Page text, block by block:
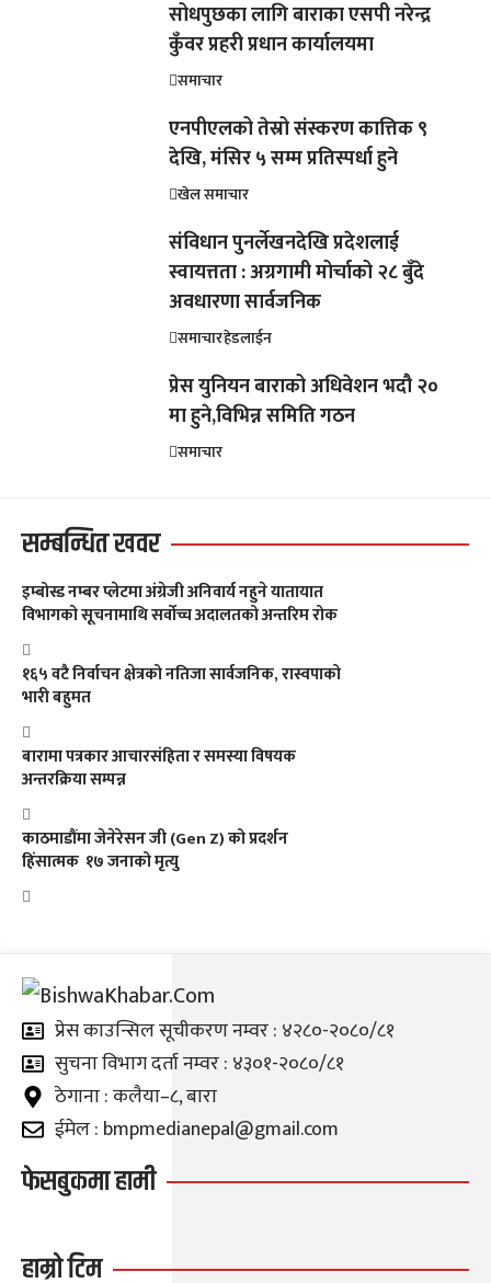
सोधपुछका लागि बाराका एसपी नरेन्द्र
कुँवर प्रहरी प्रधान कार्यालयमा
समाचार
एनपीएलको तेस्रो संस्करण कात्तिक ९
देखि, मंसिर ५ सम्म प्रतिस्पर्धा हुने
खेल समाचार
संविधान पुनर्लेखनदेखि प्रदेशलाई
स्वायत्तता : अग्रगामी मोर्चाको २८ बुँदे
अवधारणा सार्वजनिक
समाचारहेडलाईन
प्रेस युनियन बाराको अधिवेशन भदौ २०
मा हुने,विभिन्न समिति गठन
समाचार
सम्बन्धित खवर
इम्बोस्ड नम्बर प्लेटमा अंग्रेजी अनिवार्य नहुने यातायात
विभागको सूचनामाथि सर्वोच्च अदालतको अन्तरिम रोक
१६५ वटै निर्वाचन क्षेत्रको नतिजा सार्वजनिक, रास्वपाको
भारी बहुमत
बारामा पत्रकार आचारसंहिता र समस्या विषयक
अन्तरक्रिया सम्पन्न
काठमाडौंमा जेनेरेसन जी (Gen Z) को प्रदर्शन
हिंसात्मक १७ जनाको मृत्यु
प्रेस काउन्सिल सूचीकरण नम्वर : ४२८०-२०८०/८१
सुचना विभाग दर्ता नम्वर : ४३०१-२०८०/८१
ठेगाना : कलैया–८, बारा
ईमेल : bmpmedianepal@gmail.com
फेसबुकमा हामी
हाम्रो टिम